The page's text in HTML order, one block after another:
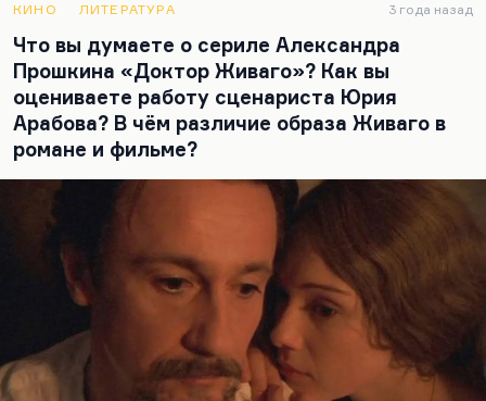
Это важная картина. И, конечно, знаменитая его
экранизация «Искупления» горенштейновского; и
очень интересные работы 80-х годов; и, конечно,
«Холодное лето пятьдесят третьего…»,
совершенно грандиозная картина; и «Михайло
Ломоносов»; и…
КИНО ЛИТЕРАТУРА 3 года назад
Что вы думаете о сериле Александра
Прошкина «Доктор Живаго»? Как вы
оцениваете работу сценариста Юрия
Арабова? В чём различие образа Живаго в
романе и фильме?